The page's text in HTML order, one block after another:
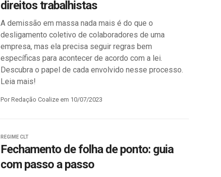
direitos trabalhistas
A demissão em massa nada mais é do que o
desligamento coletivo de colaboradores de uma
empresa, mas ela precisa seguir regras bem
específicas para acontecer de acordo com a lei.
Descubra o papel de cada envolvido nesse processo.
Leia mais!
Por Redação Coalize em 10/07/2023
REGIME CLT
Fechamento de folha de ponto: guia
com passo a passo